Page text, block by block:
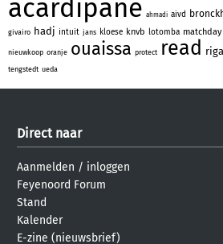
acardipane ahmadi aivd
givairo hadj intuit jans kloese knvb lotomba matchday
nieuwkoop oranje ouaissa protect read
tengstedt ueda
Direct naar
Aanmelden / inloggen
Feyenoord Forum
Stand
Kalender
E-zine (nieuwsbrief)